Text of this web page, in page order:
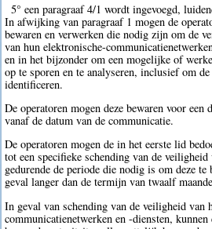
5° een paragraaf 4/1 wordt ingevoegd,
In afwijking van paragraaf 1 mogen de
bewaren en verwerken die nodig zijn om de
van hun elektronische-
en in het bijzonder om een mogelijke of
op te sporen en te analyseren, inclusief om
identificeren.
De operatoren mogen deze bewaren voor een
vanaf de datum van de communicatie.
De operatoren mogen de in het eerste lid
tot een specifieke schending van de
gedurende de periode die nodig is om deze
geval langer dan de termijn van twaalf
In geval van schending van de veiligheid van
communicatienetwerken en -diensten, kunnen